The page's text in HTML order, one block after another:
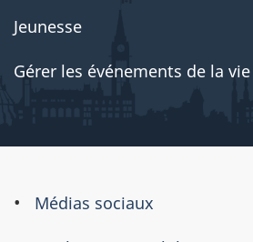
Jeunesse
Gérer les événements de la vie
À
Médias sociaux